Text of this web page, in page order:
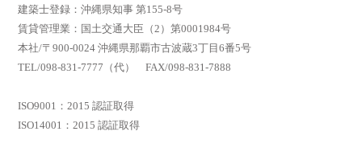
建築士登録：沖縄県知事 第155-8号
賃貸管理業：国土交通大臣（2）第0001984号
本社/〒900-0024 沖縄県那覇市古波蔵3丁目6番5号
TEL/098-831-7777（代） FAX/098-831-7888
ISO9001：2015 認証取得
ISO14001：2015 認証取得